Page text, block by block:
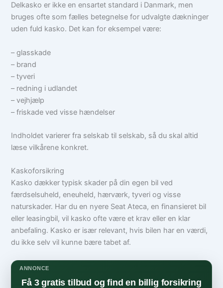
Delkasko er ikke en ensartet standard i Danmark, men
bruges ofte som fælles betegnelse for udvalgte dækninger
uden fuld kasko. Det kan for eksempel være:
– glasskade
– brand
– tyveri
– redning i udlandet
– vejhjælp
– friskade ved visse hændelser
Indholdet varierer fra selskab til selskab, så du skal altid
læse vilkårene konkret.
Kaskoforsikring
Kasko dækker typisk skader på din egen bil ved
færdselsuheld, eneuheld, hærværk, tyveri og visse
naturskader. Har du en nyere Seat Ateca, en finansieret bil
eller leasingbil, vil kasko ofte være et krav eller en klar
anbefaling. Kasko er især relevant, hvis bilen har en værdi,
du ikke selv vil kunne bære tabet af.
ANNONCE
Få 3 gratis tilbud og find en billig forsikring